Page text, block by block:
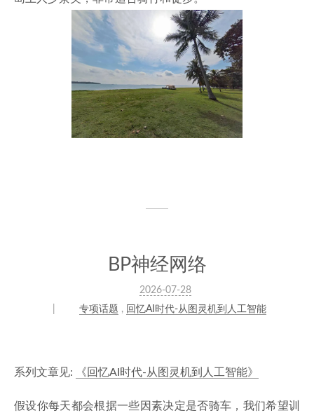
BP神经网络
2026-07-28
专项话题 , 回忆AI时代-从图灵机到人工智能
系列文章见: 《回忆AI时代-从图灵机到人工智能》
假设你每天都会根据一些因素决定是否骑车，我们希望训